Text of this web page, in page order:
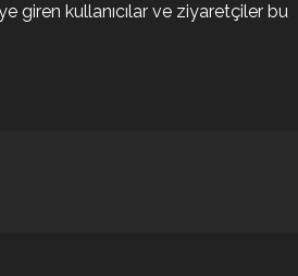
giren kullanıcılar ve ziyaretçiler bu